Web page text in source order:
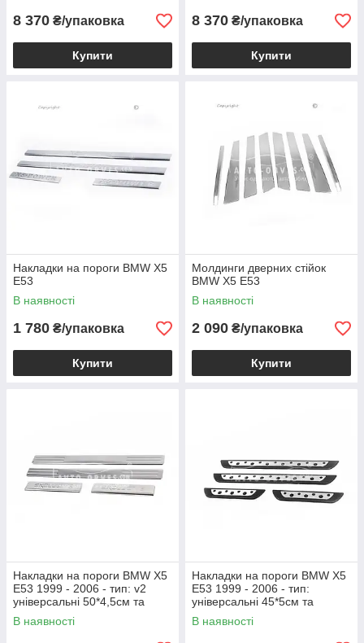
8 370 ₴/упаковка
Купити
8 370 ₴/упаковка
Купити
Накладки на пороги BMW X5
E53
В наявності
1 780 ₴/упаковка
Купити
Молдинги дверних стійок
BMW X5 E53
В наявності
2 090 ₴/упаковка
Купити
Накладки на пороги BMW X5
E53 1999 - 2006 - тип: v2
універсальні 50*4,5см та
21*4,5см
В наявності
Накладки на пороги BMW X5
E53 1999 - 2006 - тип:
універсальні 45*5см та
23*4,5см
В наявності